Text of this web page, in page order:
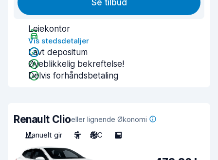
Se tilbud
Leiekontor
Vis stedsdetaljer
Lavt depositum
Øyeblikkelig bekreftelse!
Delvis forhåndsbetaling
Renault Clioeller lignende Økonomi
Manuelt gir
5 A/C 5